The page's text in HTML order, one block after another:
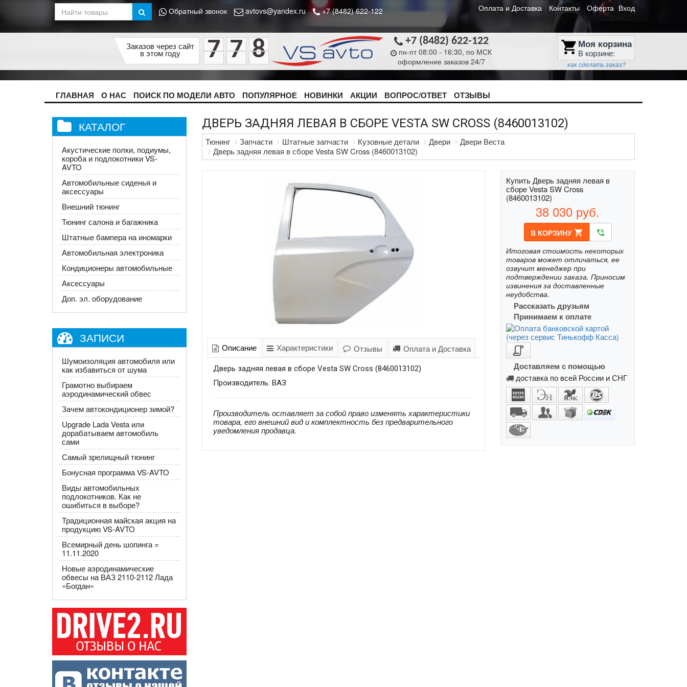
Обратный звонок avtovs@yandex.ru +7 (8482) 622-122 Оплата и Доставка Контакты Оферта Вход
Заказов через сайт
в этом году 7 7 8 +7 (8482) 622-122
пн-пт 08:00 - 16:30, по МСК
оформление заказов 24/7
shopping_cart Моя корзина
В корзине:
как сделать заказ?
ГЛАВНАЯ О НАС ПОИСК ПО МОДЕЛИ АВТО ПОПУЛЯРНОЕ НОВИНКИ АКЦИИ ВОПРОС/ОТВЕТ ОТЗЫВЫ
КАТАЛОГ
Акустические полки, подиумы,
короба и подлокотники VS-
AVTO
Автомобильные сиденья и
аксессуары
Внешний тюнинг
Тюнинг салона и багажника
Штатные бампера на иномарки
Автомобильная электроника
Кондиционеры автомобильные
Аксессуары
Доп. эл. оборудование
ЗАПИСИ
Шумоизоляция автомобиля или
как избавиться от шума
Грамотно выбираем
аэродинамический обвес
Зачем автокондиционер зимой?
Upgrade Lada Vesta или
дорабатываем автомобиль
сами
Самый зрелищный тюнинг
Бонусная программа VS-AVTO
Виды автомобильных
подлокотников. Как не
ошибиться в выборе?
Традиционная майская акция на
продукцию VS-AVTO
Всемирный день шопинга =
11.11.2020
Новые аэродинамические
обвесы на ВАЗ 2110-2112 Лада
«Богдан»
ДВЕРЬ ЗАДНЯЯ ЛЕВАЯ В СБОРЕ VESTA SW CROSS (8460013102)
Тюнинг Запчасти Штатные запчасти Кузовные детали Двери
Двери Веста
Дверь задняя левая в сборе Vesta SW Cross (8460013102)
Описание Характеристики Отзывы Оплата и Доставка
Дверь задняя левая в сборе Vesta SW Cross (8460013102)
Производитель: ВАЗ
Производитель оставляет за собой право изменять характеристики
товара, его внешний вид и комплектность без предварительного
уведомления продавца.
Купить Дверь задняя левая в
сборе Vesta SW Cross
(8460013102)
38 030 руб.
В КОРЗИНУ shopping_cart phone_in_talk
Итоговая стоимость некоторых
товаров может отличаться, ее
озвучит менеджер при
подтверждении заказа. Приносим
извинения за доставленные
неудобства.
Рассказать друзьям
Принимаем к оплате
Доставляем с помощью
доставка по всей России и СНГ